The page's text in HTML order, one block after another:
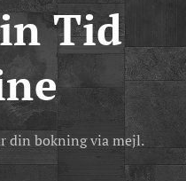
Tid
din bokning via mejl.